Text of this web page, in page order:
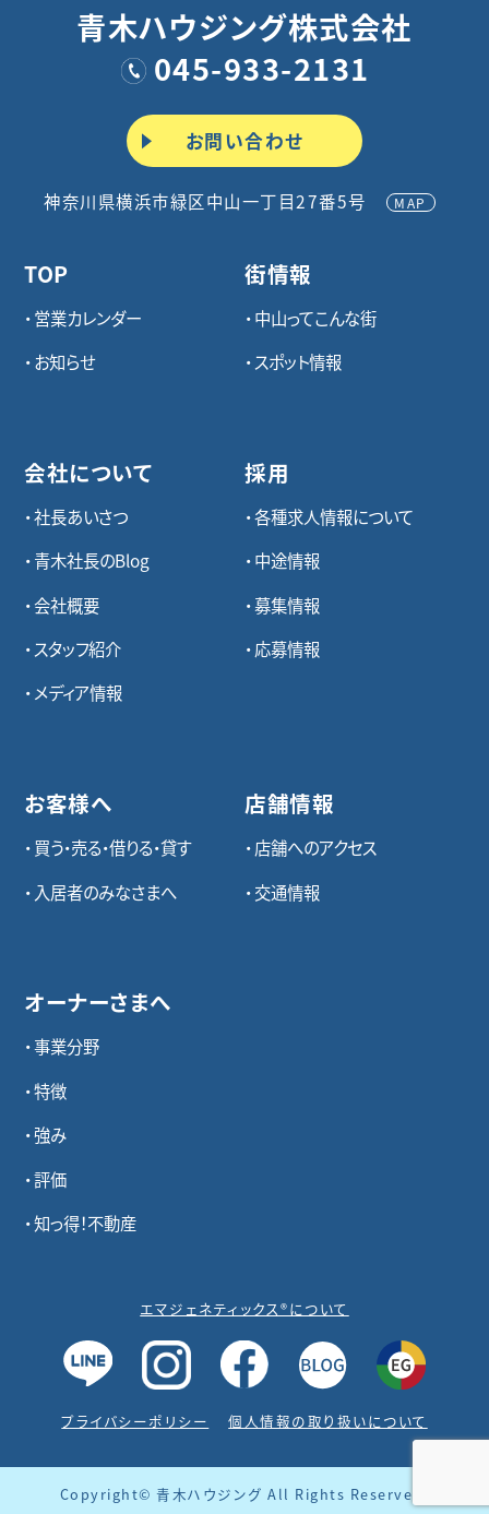
青木ハウジング株式会社
045-933-2131
お問い合わせ
神奈川県横浜市緑区中山一丁目27番5号 MAP
TOP
営業カレンダー
お知らせ
会社について
社長あいさつ
青木社長のBlog
会社概要
スタッフ紹介
メディア情報
お客様へ
買う・売る・借りる・貸す
入居者のみなさまへ
オーナーさまへ
事業分野
特徴
強み
評価
知っ得！不動産
街情報
中山ってこんな街
スポット情報
採用
各種求⼈情報について
中途情報
募集情報
応募情報
店舗情報
店舗へのアクセス
交通情報
エマジェネティックス®について
プライバシーポリシー 個人情報の取り扱いについて
Copyright© 青木ハウジング All Rights Reserved.